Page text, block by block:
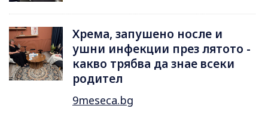
Хрема, запушено носле и
ушни инфекции през лятотo -
какво трябва да знае всеки
родител
9meseca.bg